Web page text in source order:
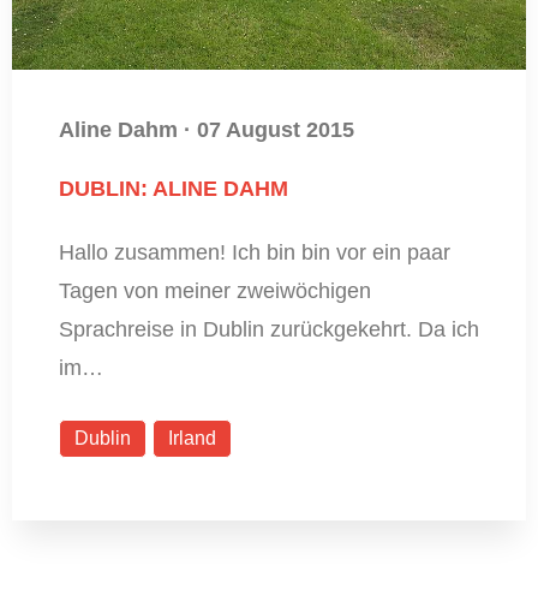
Aline Dahm · 07 August 2015
DUBLIN: ALINE DAHM
Hallo zusammen! Ich bin bin vor ein paar
Tagen von meiner zweiwöchigen
Sprachreise in Dublin zurückgekehrt. Da ich
im…
Dublin Irland